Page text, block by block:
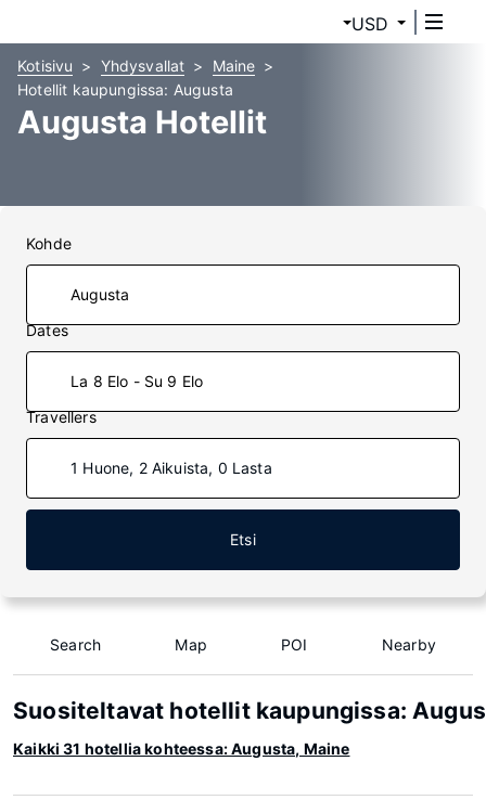
USD
Kotisivu Yhdysvallat
Maine
Hotellit kaupungissa: Augusta
Augusta Hotellit
Kohde
Dates
La 8 Elo - Su 9 Elo
Travellers
1 Huone, 2 Aikuista, 0 Lasta
Etsi
Search Map POI Nearby
Suositeltavat hotellit kaupungissa:
Kaikki 31 hotellia kohteessa: Augusta, Maine